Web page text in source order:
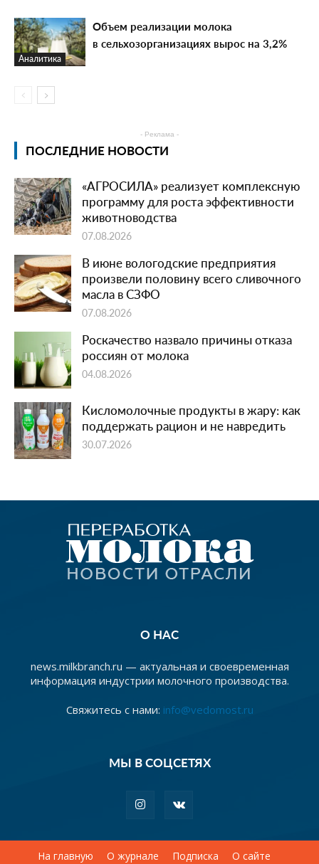
Аналитика
Объем реализации молока
в сельхозорганизациях вырос на 3,2%
- Реклама -
ПОСЛЕДНИЕ НОВОСТИ
«АГРОСИЛА» реализует комплексную
программу для роста эффективности
животноводства
07.08.2026
В июне вологодские предприятия
произвели половину всего сливочного
масла в СЗФО
07.08.2026
Роскачество назвало причины отказа
россиян от молока
04.08.2026
Кисломолочные продукты в жару: как
поддержать рацион и не навредить
30.07.2026
О НАС
news.milkbranch.ru — актуальная и своевременная
информация индустрии молочного производства.
Свяжитесь с нами: info@vedomost.ru
МЫ В СОЦСЕТЯХ
На главную О журнале Подписка
О сайте